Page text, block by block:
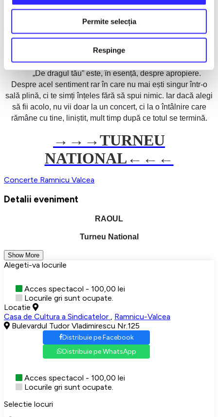
Permite selecția
Respinge
intensă, dar mereu sinceră. De la momente intime, în care
parcă timpul stă pe loc, până la clipe în care sala întreagă
devine o singură respirație, publicul nu este doar spectator, ci
parte din ceea ce se întâmplă. Pentru că aici, fiecare cântec
spune o poveste, iar fiecare om o regăsește în felul lui.
De dragul tău” este, în esență, despre apropiere.
Despre acel sentiment rar în care nu mai ești singur într-o
sală plină, ci te simți înțeles fără să spui nimic. Iar dacă alegi
să fii acolo, nu vii doarla un concert, ci la o întâlnire care
rămâne cu tine, liniștit, mult timp după ce totul se termină.
→→→TURNEU
NATIONAL←←←
Concerte Ramnicu Valcea
Detalii eveniment
RAOUL
Turneu National
Show More
Alegeti-va locurile
Acces spectacol - 100,00 lei
Locurile gri sunt ocupate.
Locatie
Casa de Cultura a Sindicatelor
Ramnicu-Valcea
Bulevardul Tudor Vladimirescu Nr.125
Distribuie pe Facebook
Distribuie pe WhatsApp
Acces spectacol - 100,00 lei
Locurile gri sunt ocupate.
Selectie locuri